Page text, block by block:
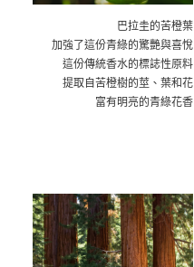
巴拉圭的苦橙葉
加強了這份青綠的驚艷與喜悅
這份傳統香水的標誌性原料
提取自苦橙樹的莖、葉和花
富有明亮的青綠花香